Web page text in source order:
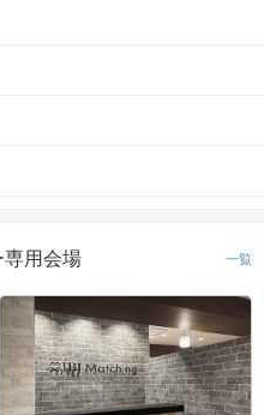
グ成立！
ジ
徒歩3分
区銀座6丁目7-15 第2岩月
専用会場 一覧